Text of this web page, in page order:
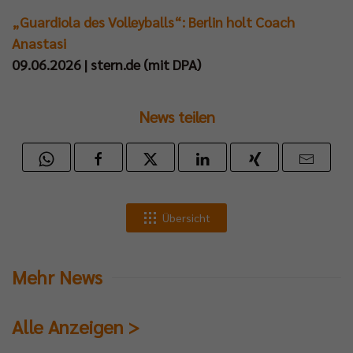
„Guardiola des Volleyballs“: Berlin holt Coach
Anastasi
09.06.2026 | stern.de (mit DPA)
News teilen
Übersicht
Mehr News
Alle Anzeigen >